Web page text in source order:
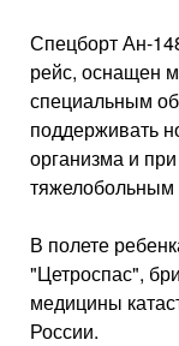
Спецборт Ан-
рейс, оснащен
специальным
поддерживать
организма и
тяжелобольным
В полете
"Цетроспас",
медицины
России.